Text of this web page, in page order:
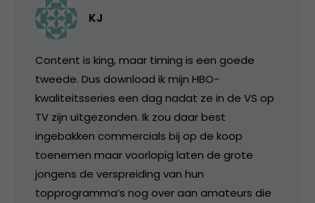
KJ
Content is king, maar timing is een goede
tweede. Dus download ik mijn HBO-
kwaliteitsseries een dag nadat ze in de VS op
TV zijn uitgezonden. Ik zou daar best
ingebakken commercials bij op de koop
toenemen maar voorlopig laten de grote
jongens de verspreiding van hun
topprogramma’s nog over aan amateurs die